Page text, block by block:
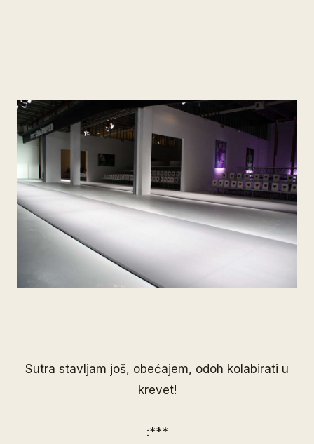
Sutra stavljam još, obećajem, odoh kolabirati u
krevet!
:***